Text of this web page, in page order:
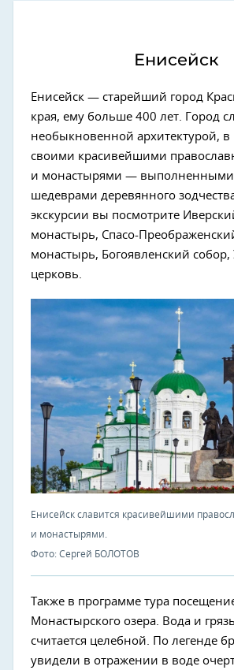
Енисейск
Енисейск — старейший город
края, ему больше 400 лет. Город
необыкновенной архитектурой, в
своими красивейшими
и монастырями — выполненными
шедеврами деревянного
экскурсии вы посмотрите
монастырь, Спасо-
монастырь, Богоявленский собор,
церковь.
Енисейск славится красивейшими
и монастырями.
Фото: Сергей БОЛОТОВ
Также в программе тура
Монастырского озера. Вода и
считается целебной. По легенде
увидели в отражении в воде